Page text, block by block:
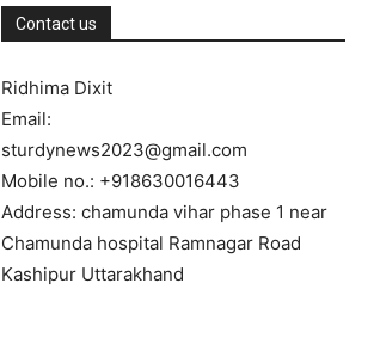
Contact us
Ridhima Dixit
Email:
sturdynews2023@gmail.com
Mobile no.: +918630016443
Address: chamunda vihar phase 1 near
Chamunda hospital Ramnagar Road
Kashipur Uttarakhand